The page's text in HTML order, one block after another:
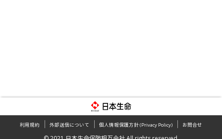
利用規約 外部送信について 個人情報保護方針 (Privacy Policy) お問合せ